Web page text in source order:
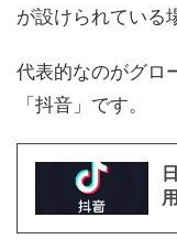
が設けられている
代表的なのがグロ
「抖音」です。